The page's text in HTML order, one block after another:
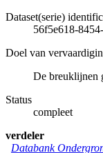
Dataset(serie)
56f5e618-
Doel van
De breuklijnen
Status
compleet
verdeler
Databank